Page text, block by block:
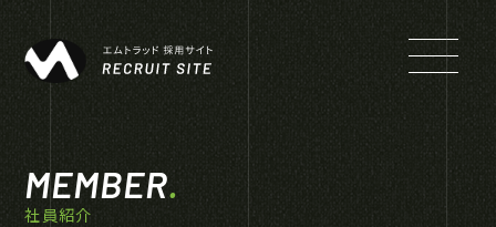
MEMBER.
社員紹介